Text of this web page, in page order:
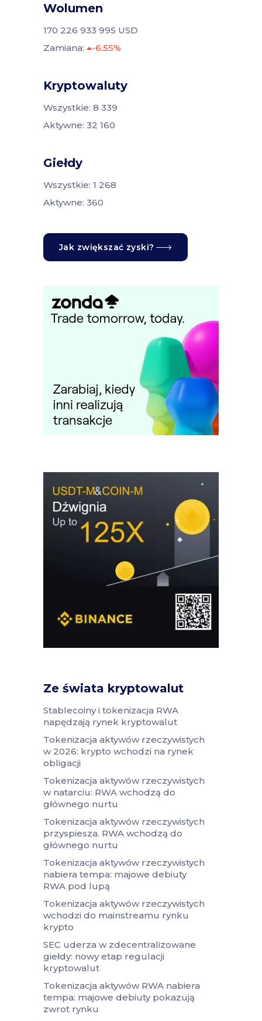
Wolumen
170 226 933 995 USD
Zamiana:
-6.55%
Kryptowaluty
Wszystkie: 8 339
Aktywne: 32 160
Giełdy
Wszystkie: 1 268
Aktywne: 360
Jak zwiększać zyski?
Ze świata kryptowalut
Stablecoiny i tokenizacja RWA
napędzają rynek kryptowalut
Tokenizacja aktywów rzeczywistych
w 2026: krypto wchodzi na rynek
obligacji
Tokenizacja aktywów rzeczywistych
w natarciu: RWA wchodzą do
głównego nurtu
Tokenizacja aktywów rzeczywistych
przyspiesza. RWA wchodzą do
głównego nurtu
Tokenizacja aktywów rzeczywistych
nabiera tempa: majowe debiuty
RWA pod lupą
Tokenizacja aktywów rzeczywistych
wchodzi do mainstreamu rynku
krypto
SEC uderza w zdecentralizowane
giełdy: nowy etap regulacji
kryptowalut
Tokenizacja aktywów RWA nabiera
tempa: majowe debiuty pokazują
zwrot rynku